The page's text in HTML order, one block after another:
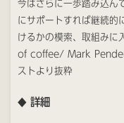
今はさらに一歩踏み込ん
にサポートすれば継続的
けるかの模索、取組み
of coffee/ Mark
ストより抜粋
◆詳細